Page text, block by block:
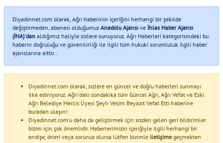
Diyadinnet.com olarak, Ağrı haberinin içeriğini herhangi bir şekilde
değiştirmeden, abonesi olduğumuz Anadolu Ajansı ve İhlas Haber Ajansı
(İHA)'dan aldığımız haliyle sizlere sunuyoruz. Ağrı Haberleri kategorisindeki bu
haberin doğruluğu ve güvenilirliği ile ilgili tüm hukuki sorumluluk ilgili haber
ajanslarına aittir..
Diyadinnet.com olarak, sizlere en güncel ve doğru haberleri sunmayı
ilke ediniyoruz. Ağrı'daki sondakika tüm Güncel Ağrı, Ağrı Vefat ve Eski
Ağrı Belediye Meclis Üyesi Şeyh Vesim Beyazıt Vefat Etti haberine
buradan ulaşın!
Diyadinnet.com'u daha da geliştirmek için sizden gelen geri bildirimler
bizim için çok önemlidir. Haberlerimizin içeriğiyle ilgili herhangi bir
endişe, öneri veya sorunuz olursa lütfen bizimle iletişime geçmekten